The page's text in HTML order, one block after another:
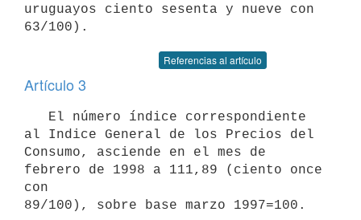
uruguayos ciento sesenta y nueve con
Referencias al artículo
Artículo 3
al Indice General de los Precios del
Consumo, asciende en el mes de
febrero de 1998 a 111,89 (ciento once
con